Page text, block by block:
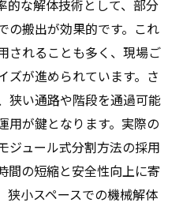
的な解体技術として、部分
の搬出が効果的です。これ
されることも多く、現場ご
ズが進められています。さ
狭い通路や階段を通過可能
用が鍵となります。実際の
ジュール式分割方法の採用
間の短縮と安全性向上に寄
狭小スペースでの機械解体